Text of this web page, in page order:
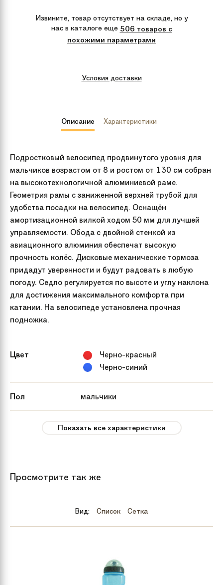
Извините, товар отсутствует на складе, но у
нас в каталоге еще 506 товаров с
похожими параметрами
Условия доставки
Описание Характеристики
Подростковый велосипед продвинутого уровня для
мальчиков возрастом от 8 и ростом от 130 см собран
на высокотехнологичной алюминиевой раме.
Геометрия рамы с заниженной верхней трубой для
удобства посадки на велосипед. Оснащён
амортизационной вилкой ходом 50 мм для лучшей
управляемости. Обода с двойной стенкой из
авиационного алюминия обеспечат высокую
прочность колёс. Дисковые механические тормоза
придадут уверенности и будут радовать в любую
погоду. Седло регулируется по высоте и углу наклона
для достижения максимального комфорта при
катании. На велосипеде установлена прочная
подножка.
Цвет
Черно-красный
Черно-синий
Пол мальчики
Рекомендуемый
от 8 лет
Показать все характеристики
Просмотрите так же
Вид: Список Сетка